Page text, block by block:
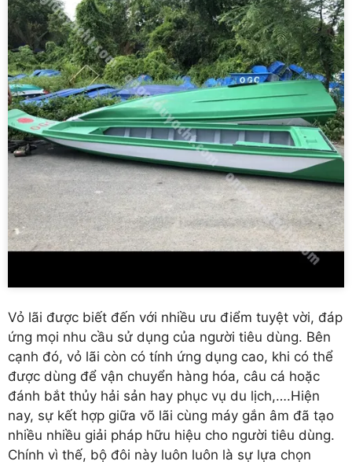
Vỏ lãi được biết đến với nhiều ưu điểm tuyệt vời, đáp
ứng mọi nhu cầu sử dụng của người tiêu dùng. Bên
cạnh đó, vỏ lãi còn có tính ứng dụng cao, khi có thể
được dùng để vận chuyển hàng hóa, câu cá hoặc
đánh bắt thủy hải sản hay phục vụ du lịch,….Hiện
nay, sự kết hợp giữa võ lãi cùng máy gắn âm đã tạo
nhiều nhiều giải pháp hữu hiệu cho người tiêu dùng.
Chính vì thế, bộ đôi này luôn luôn là sự lựa chọn